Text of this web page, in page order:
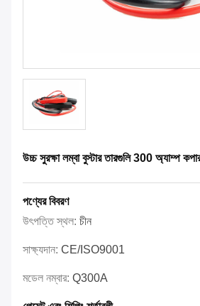
উচ্চ সুরক্ষা লম্বা বুস্টার তারগুলি 300 অ্যাম্প
পণ্যের বিবরণ
উৎপত্তি স্থল: চীন
সাক্ষ্যদান: CE/ISO9001
মডেল নম্বার: Q300A